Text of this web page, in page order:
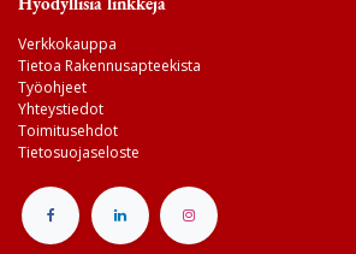
Verkkokauppa
Tietoa Rakennusapteekista
Työohjeet
Yhteystiedot
Toimitusehdot
Tietosuojaseloste